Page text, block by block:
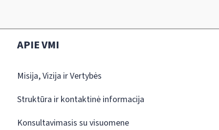
APIE VMI
Misija, Vizija ir Vertybės
Struktūra ir kontaktinė informacija
Konsultavimasis su visuomene